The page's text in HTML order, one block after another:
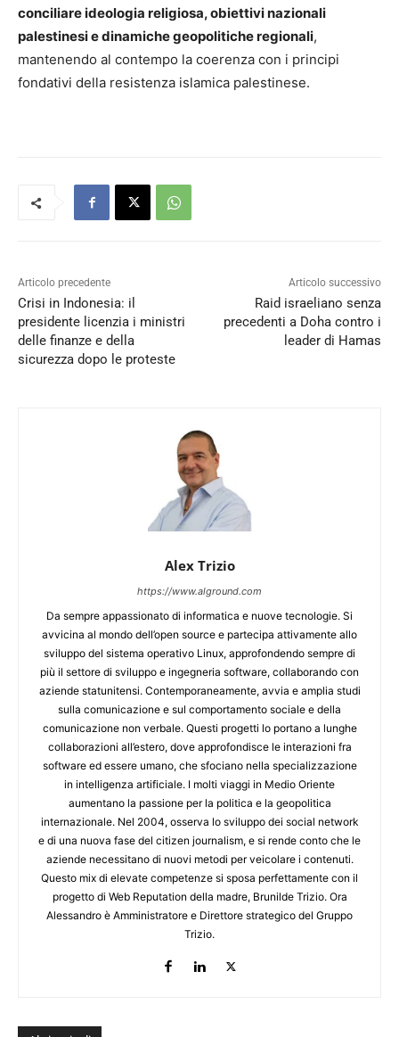
conciliare ideologia religiosa, obiettivi nazionali
palestinesi e dinamiche geopolitiche regionali,
mantenendo al contempo la coerenza con i principi
fondativi della resistenza islamica palestinese.
Articolo precedente
Crisi in Indonesia: il
presidente licenzia i ministri
delle finanze e della
sicurezza dopo le proteste
Articolo successivo
Raid israeliano senza
precedenti a Doha contro i
leader di Hamas
Alex Trizio
https://www.alground.com
Da sempre appassionato di informatica e nuove tecnologie. Si
avvicina al mondo dell’open source e partecipa attivamente allo
sviluppo del sistema operativo Linux, approfondendo sempre di
più il settore di sviluppo e ingegneria software, collaborando con
aziende statunitensi. Contemporaneamente, avvia e amplia studi
sulla comunicazione e sul comportamento sociale e della
comunicazione non verbale. Questi progetti lo portano a lunghe
collaborazioni all’estero, dove approfondisce le interazioni fra
software ed essere umano, che sfociano nella specializzazione
in intelligenza artificiale. I molti viaggi in Medio Oriente
aumentano la passione per la politica e la geopolitica
internazionale. Nel 2004, osserva lo sviluppo dei social network
e di una nuova fase del citizen journalism, e si rende conto che le
aziende necessitano di nuovi metodi per veicolare i contenuti.
Questo mix di elevate competenze si sposa perfettamente con il
progetto di Web Reputation della madre, Brunilde Trizio. Ora
Alessandro è Amministratore e Direttore strategico del Gruppo
Trizio.